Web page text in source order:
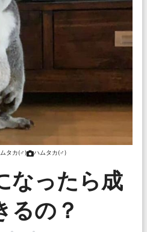
タカ(♂) ハムタカ(♂)
なったら成
るの？